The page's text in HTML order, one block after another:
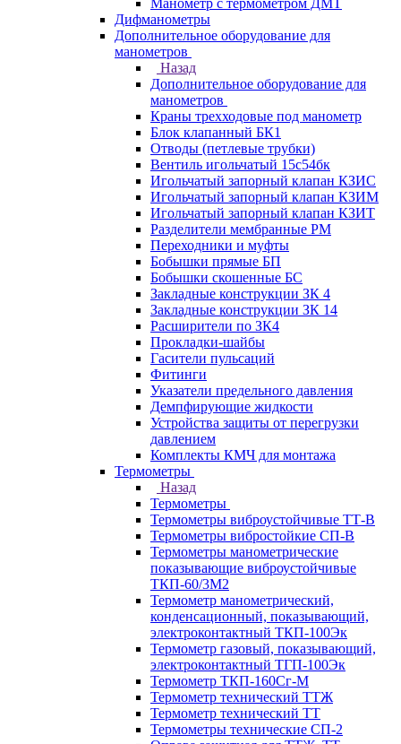
Манометр с термометром ДМТ
Дифманометры
Дополнительное оборудование для
манометров
Назад
Дополнительное оборудование для
манометров
Краны трехходовые под манометр
Блок клапанный БК1
Отводы (петлевые трубки)
Вентиль игольчатый 15с54бк
Игольчатый запорный клапан КЗИС
Игольчатый запорный клапан КЗИМ
Игольчатый запорный клапан КЗИТ
Разделители мембранные РМ
Переходники и муфты
Бобышки прямые БП
Бобышки скошенные БС
Закладные конструкции ЗК 4
Закладные конструкции ЗК 14
Расширители по ЗК4
Прокладки-шайбы
Гасители пульсаций
Фитинги
Указатели предельного давления
Демпфирующие жидкости
Устройства защиты от перегрузки
давлением
Комплекты КМЧ для монтажа
Термометры
Назад
Термометры
Термометры виброустойчивые ТТ-В
Термометры вибростойкие СП-В
Термометры манометрические
показывающие виброустойчивые
ТКП-60/3М2
Термометр манометрический,
конденсационный, показывающий,
электроконтактный ТКП-100Эк
Термометр газовый, показывающий,
электроконтактный ТГП-100Эк
Термометр ТКП-160Сг-М
Термометр технический ТТЖ
Термометр технический ТТ
Термометры технические СП-2